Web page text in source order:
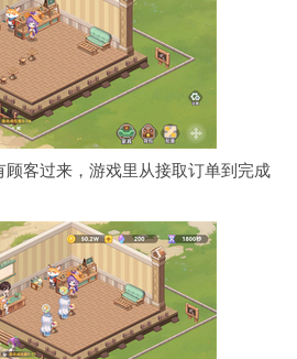
顾客过来，游戏里从接取订单到完成